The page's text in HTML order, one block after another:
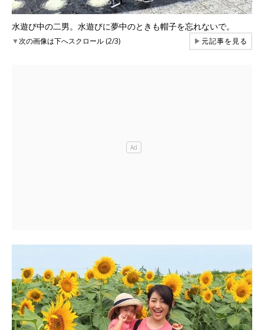
水遊び中の二男。水遊びに夢中のときも帽子を忘れないで。
▼次の画像は下へスクロール (2/3) ▶元記事を見る